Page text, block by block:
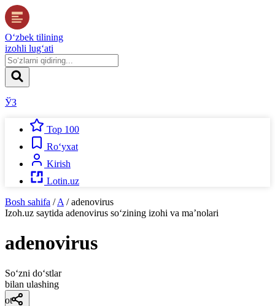
O‘zbek tilining
izohli lug‘ati
ЎЗ
Top 100
Ro‘yxat
Kirish
Lotin.uz
Bosh sahifa / A / adenovirus
Izoh.uz saytida adenovirus so‘zining izohi va ma’nolari
adenovirus
So‘zni do‘stlar
bilan ulashing
ot